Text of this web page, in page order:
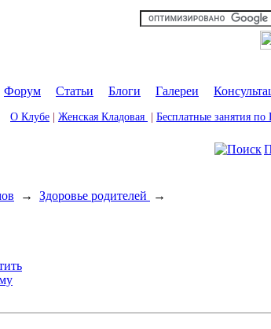
Форум Статьи Блоги Галереи
О Клубе Женская Кладовая Бесплатные занятия по
→ Здоровье родителей
→